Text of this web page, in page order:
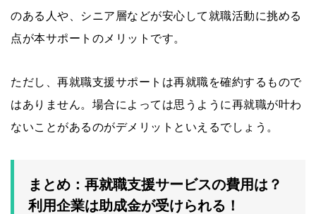
のある人や、シニア層などが安心して就職活動に挑める
点が本サポートのメリットです。
ただし、再就職支援サポートは再就職を確約するもので
はありません。場合によっては思うように再就職が叶わ
ないことがあるのがデメリットといえるでしょう。
まとめ：再就職支援サービスの費用は？
利用企業は助成金が受けられる！